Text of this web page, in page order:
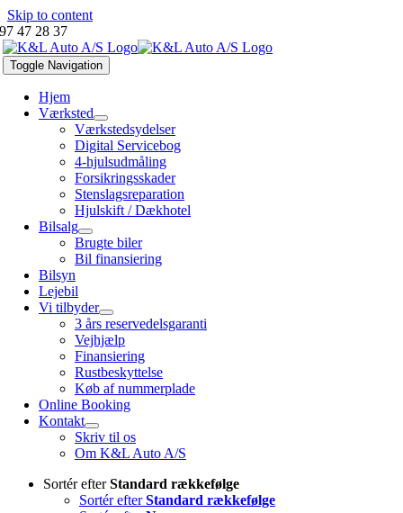
Skip to content
97 47 28 37
Toggle Navigation
Hjem
Værksted
Værkstedsydelser
Digital Servicebog
4-hjulsudmåling
Forsikringsskader
Stenslagsreparation
Hjulskift / Dækhotel
Bilsalg
Brugte biler
Bil finansiering
Bilsyn
Lejebil
Vi tilbyder
3 års reservedelsgaranti
Vejhjælp
Finansiering
Rustbeskyttelse
Køb af nummerplade
Online Booking
Kontakt
Skriv til os
Om K&L Auto A/S
Sortér efterStandard rækkefølge
Sortér efterStandard rækkefølge